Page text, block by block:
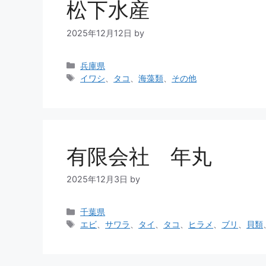
松下水産
2025年12月12日 by
兵庫県
イワシ
タコ 、海藻類 その他
有限会社 年丸
2025年12月3日 by
千葉県
エビ 、サワラ タイ タコ ヒラメ ブリ 貝類